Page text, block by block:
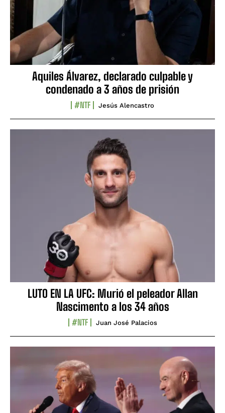
Aquiles Álvarez, declarado culpable y
condenado a 3 años de prisión
#NTF Jesús Alencastro
LUTO EN LA UFC: Murió el peleador Allan
Nascimento a los 34 años
#NTF Juan José Palacios